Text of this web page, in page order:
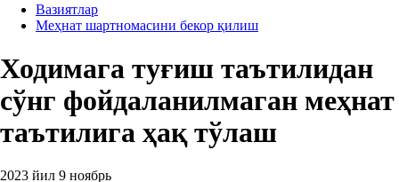
Вазиятлар
Меҳнат шартномасини бекор қилиш
Ходимага туғиш таътилидан
сўнг фойдаланилмаган меҳнат
таътилига ҳақ тўлаш
2023 йил 9 ноябрь